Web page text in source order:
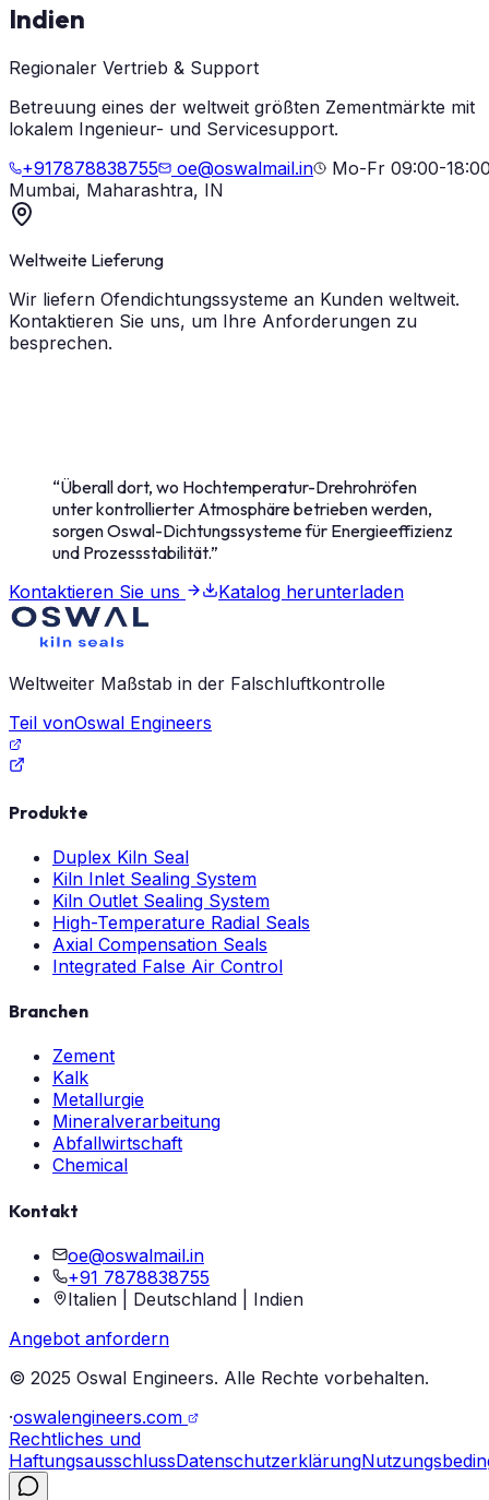
Indien
Regionaler Vertrieb & Support
Betreuung eines der weltweit größten Zementmärkte mit
lokalem Ingenieur- und Servicesupport.
+917878838755
oe@oswalmail.in
Mo-Fr 09:00-
Mumbai, Maharashtra, IN
Weltweite Lieferung
Wir liefern Ofendichtungssysteme an Kunden weltweit.
Kontaktieren Sie uns, um Ihre Anforderungen zu
besprechen.
“Überall dort, wo Hochtemperatur-Drehrohröfen
unter kontrollierter Atmosphäre betrieben werden,
sorgen Oswal-Dichtungssysteme für Energieeffizienz
und Prozessstabilität.”
Kontaktieren Sie uns
Katalog herunterladen
Weltweiter Maßstab in der Falschluftkontrolle
Teil vonOswal Engineers
Produkte
Duplex Kiln Seal
Kiln Inlet Sealing System
Kiln Outlet Sealing System
High-Temperature Radial Seals
Axial Compensation Seals
Integrated False Air Control
Branchen
Zement
Kalk
Metallurgie
Mineralverarbeitung
Abfallwirtschaft
Chemical
Kontakt
oe@oswalmail.in
+91 7878838755
Italien | Deutschland | Indien
Angebot anfordern
© 2025 Oswal Engineers. Alle Rechte vorbehalten.
·oswalengineers.com
Rechtliches und
HaftungsausschlussDatenschutzerklärung